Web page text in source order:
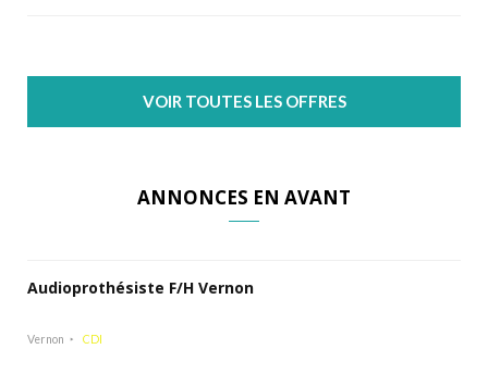
VOIR TOUTES LES OFFRES
ANNONCES EN AVANT
Audioprothésiste F/H Vernon
Vernon CDI